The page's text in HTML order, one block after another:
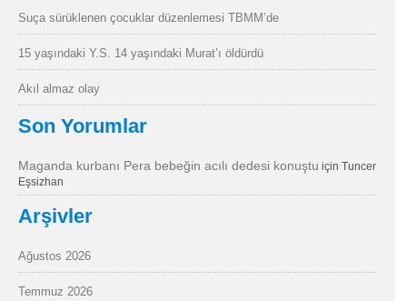
Suça sürüklenen çocuklar düzenlemesi TBMM’de
15 yaşındaki Y.S. 14 yaşındaki Murat’ı öldürdü
Akıl almaz olay
Son Yorumlar
Maganda kurbanı Pera bebeğin acılı dedesi konuştu için Tuncer
Eşsizhan
Arşivler
Ağustos 2026
Temmuz 2026